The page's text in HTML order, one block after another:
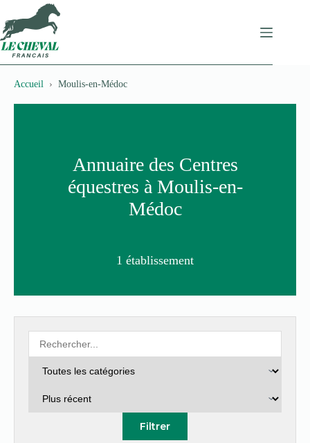
au
contenu
Accueil Moulis-en-Médoc
Annuaire des Centres
équestres à Moulis-en-
Médoc
1 établissement
Filtrer